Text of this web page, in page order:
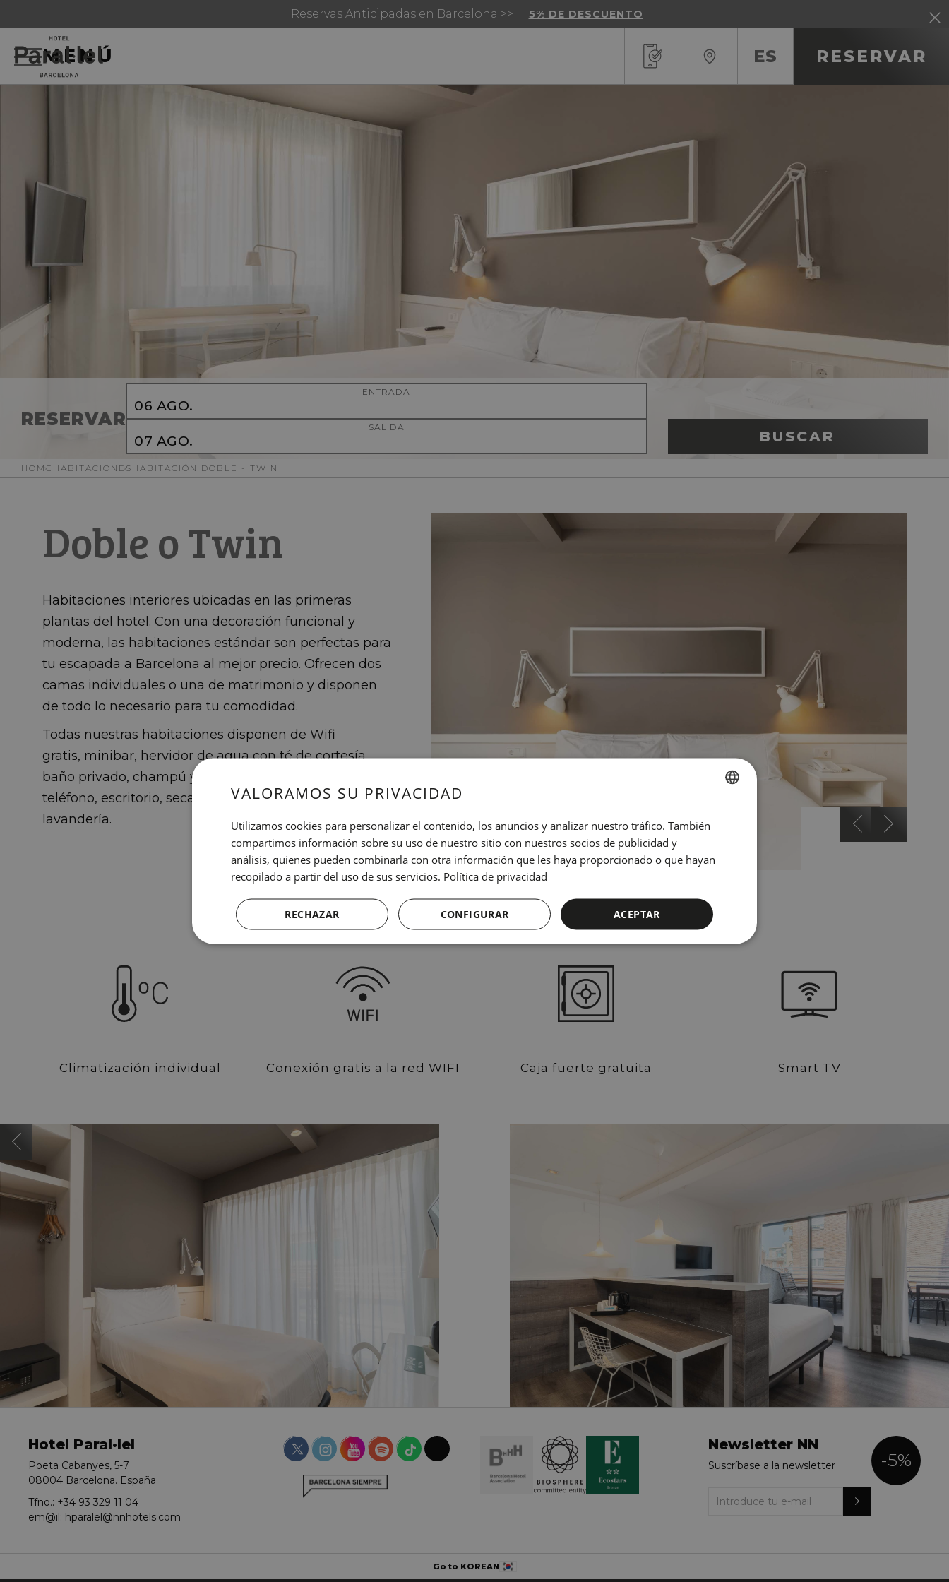
Reservas Anticipadas en Barcelona >> 5% DE DESCUENTO
MENÚ ES
FR
RESERVAR
RESERVAR
ENTRADA
06 AGO.
SALIDA
07 AGO. BUSCAR
HOME HABITACIONES HABITACIÓN DOBLE - TWIN
Doble o Twin
Habitaciones interiores ubicadas en las primeras
plantas del hotel. Con una decoración funcional y
moderna, las habitaciones estándar son perfectas para
tu escapada a Barcelona al mejor precio. Ofrecen dos
camas individuales o una de matrimonio y disponen
de todo lo necesario para tu comodidad.
Todas nuestras habitaciones disponen de Wifi
gratis, minibar, hervidor de agua con té de cortesía,
baño privado, champú y gel ecológico, TV por satélite,
teléfono, escritorio, secador de pelo y servicio de
lavandería.
…
Climatización individual Conexión gratis a la red WIFI Caja fuerte gratuita Smart TV
HABITACIÓN
INDIVIDUAL
HABITACIÓN
SUPERIOR CON
Hotel Paral·lel
Poeta Cabanyes, 5-7
08004 Barcelona. España
Tfno.: +34 93 329 11 04
em@il: hparalel@nnhotels.com
Newsletter NN
Suscríbase a la newsletter -5%
Go to KOREAN
CATALAN
FRENCH
ITALIAN
VALORAMOS SU PRIVACIDAD
Utilizamos cookies para personalizar el contenido, los anuncios y analizar nuestro tráfico. También
compartimos información sobre su uso de nuestro sitio con nuestros socios de publicidad y
análisis, quienes pueden combinarla con otra información que les haya proporcionado o que hayan
recopilado a partir del uso de sus servicios. Política de privacidad
ACEPTAR
RECHAZAR CONFIGURAR